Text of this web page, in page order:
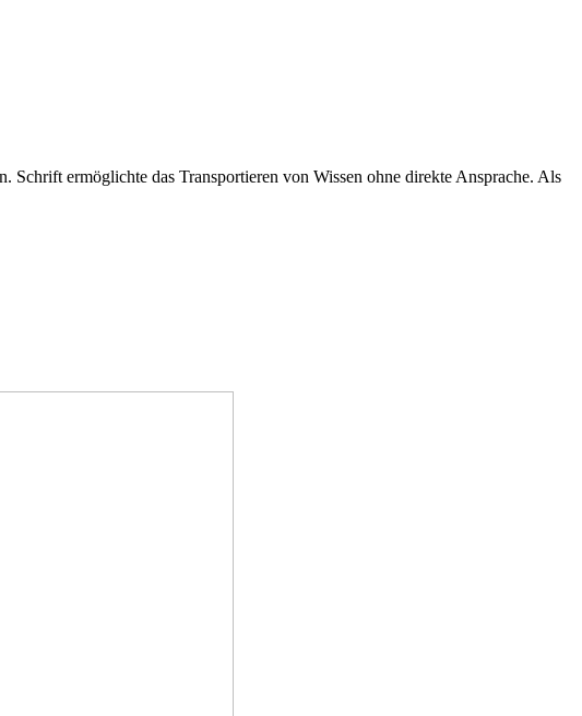
ermöglichte das Transportieren von Wissen ohne direkte Ansprache. Als